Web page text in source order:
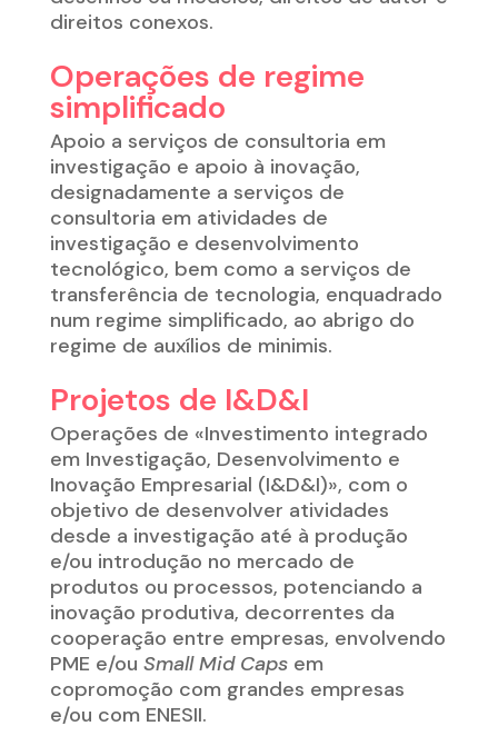
direitos conexos.
Operações de regime
simplificado
Apoio a serviços de consultoria em
investigação e apoio à inovação,
designadamente a serviços de
consultoria em atividades de
investigação e desenvolvimento
tecnológico, bem como a serviços de
transferência de tecnologia, enquadrado
num regime simplificado, ao abrigo do
regime de auxílios de minimis.
Projetos de I&D&I
Operações de «Investimento integrado
em Investigação, Desenvolvimento e
Inovação Empresarial (I&D&I)», com o
objetivo de desenvolver atividades
desde a investigação até à produção
e/ou introdução no mercado de
produtos ou processos, potenciando a
inovação produtiva, decorrentes da
cooperação entre empresas, envolvendo
PME e/ou Small Mid Capsem
copromoção com grandes empresas
e/ou com ENESII.